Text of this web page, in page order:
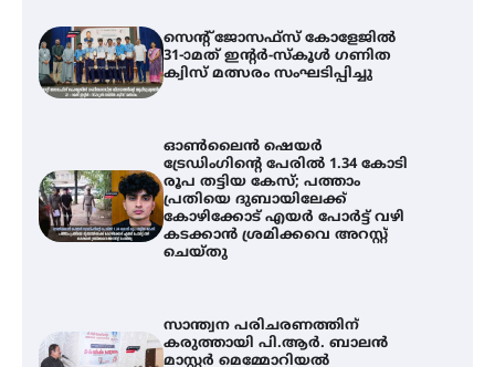
സെന്റ് ജോസഫ്സ് കോളേജിൽ
31-ാമത് ഇന്റർ-സ്കൂൾ ഗണിത
ക്വിസ് മത്സരം സംഘടിപ്പിച്ചു
ഓൺലൈൻ ഷെയർ
ട്രേഡിംഗിന്റെ പേരിൽ 1.34 കോടി
രൂപ തട്ടിയ കേസ്; പത്താം
പ്രതിയെ ദുബായിലേക്ക്
കോഴിക്കോട് എയർ പോർട്ട് വഴി
കടക്കാൻ ശ്രമിക്കവെ അറസ്റ്റ്
ചെയ്തു
സാന്ത്വന പരിചരണത്തിന്
കരുത്തായി പി.ആർ. ബാലൻ
മാസ്റ്റർ മെമ്മോറിയൽ